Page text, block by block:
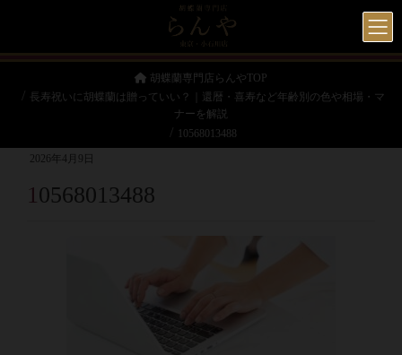
胡蝶蘭専門店らんやTOP
長寿祝いに胡蝶蘭は贈っていい？｜還暦・喜寿など年齢別の色や相場・マ
ナーを解説
10568013488
2026年4月9日
10568013488